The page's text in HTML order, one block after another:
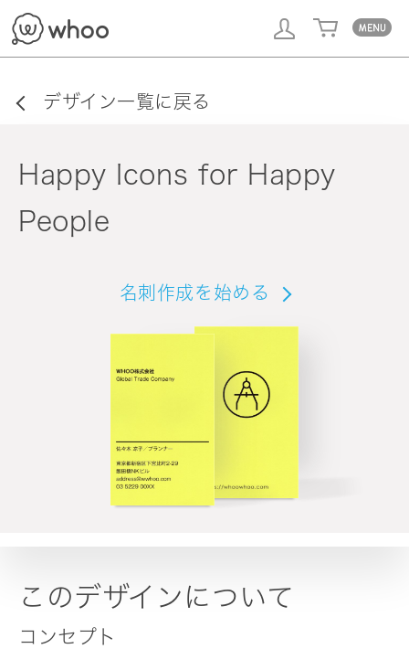
デザイン一覧に戻る
Happy Icons for Happy
People
名刺作成を始める
このデザインについて
コンセプト